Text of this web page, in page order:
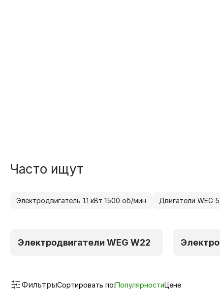
Часто ищут
Электродвигатель 1.1 кВт 1500 об/мин Двигатели WEG
Электродвигатели WEG W22
ФильтрыСортировать по:ПопулярностиЦене